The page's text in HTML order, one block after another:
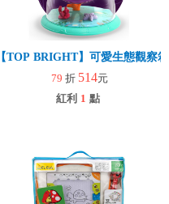
【TOP BRIGHT】可愛生態觀察箱
79 折 514元
紅利 1 點